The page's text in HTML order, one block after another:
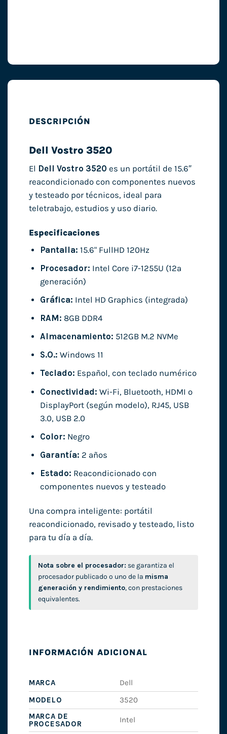
DESCRIPCIÓN
Dell Vostro 3520
El Dell Vostro 3520 es un portátil de 15.6″
reacondicionado con componentes nuevos
y testeado por técnicos, ideal para
teletrabajo, estudios y uso diario.
Especificaciones
Pantalla: 15.6" FullHD 120Hz
Procesador: Intel Core i7-1255U (12ª
generación)
Gráfica: Intel HD Graphics (integrada)
RAM: 8GB DDR4
Almacenamiento: 512GB M.2 NVMe
S.O.: Windows 11
Teclado: Español, con teclado numérico
Conectividad: Wi-Fi, Bluetooth, HDMI o
DisplayPort (según modelo), RJ45, USB
3.0, USB 2.0
Color: Negro
Garantía: 2 años
Estado: Reacondicionado con
componentes nuevos y testeado
Una compra inteligente: portátil
reacondicionado, revisado y testeado, listo
para tu día a día.
Nota sobre el procesador: se garantiza el
procesador publicado o uno de la misma
generación y rendimiento, con prestaciones
equivalentes.
INFORMACIÓN ADICIONAL
MARCA
Dell
MODELO
3520
MARCA DE
PROCESADOR
Intel